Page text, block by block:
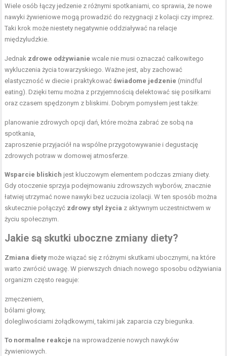
Wiele osób łączy jedzenie z różnymi spotkaniami, co sprawia, że nowe
nawyki żywieniowe mogą prowadzić do rezygnacji z kolacji czy imprez.
Taki krok może niestety negatywnie oddziaływać na relacje
międzyludzkie.
Jednak zdrowe odżywianie wcale nie musi oznaczać całkowitego
wykluczenia życia towarzyskiego. Ważne jest, aby zachować
elastyczność w diecie i praktykowaćświadome jedzenie (mindful
eating). Dzięki temu można z przyjemnością delektować się posiłkami
oraz czasem spędzonym z bliskimi. Dobrym pomysłem jest także:
planowanie zdrowych opcji dań, które można zabrać ze sobą na
spotkania,
zaproszenie przyjaciół na wspólne przygotowywanie i degustację
zdrowych potraw w domowej atmosferze.
Wsparcie bliskich jest kluczowym elementem podczas zmiany diety.
Gdy otoczenie sprzyja podejmowaniu zdrowszych wyborów, znacznie
łatwiej utrzymać nowe nawyki bez uczucia izolacji. W ten sposób można
skutecznie połączyć zdrowy styl życia z aktywnym uczestnictwem w
życiu społecznym.
Jakie są skutki uboczne zmiany diety?
Zmiana diety może wiązać się z różnymi skutkami ubocznymi, na które
warto zwrócić uwagę. W pierwszych dniach nowego sposobu odżywiania
organizm często reaguje:
zmęczeniem,
bólami głowy,
dolegliwościami żołądkowymi, takimi jak zaparcia czy biegunka.
To normalne reakcje na wprowadzenie nowych nawyków
żywieniowych.